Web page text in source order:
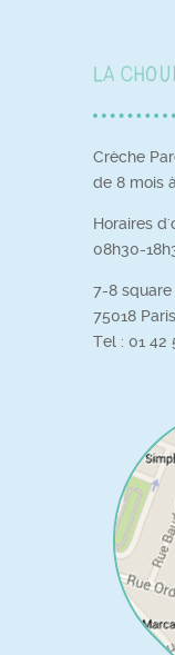
La
Crèche
de 8 mois
Horaires
08h30-
7­-8 square
75018 Paris
Tel : 01 42